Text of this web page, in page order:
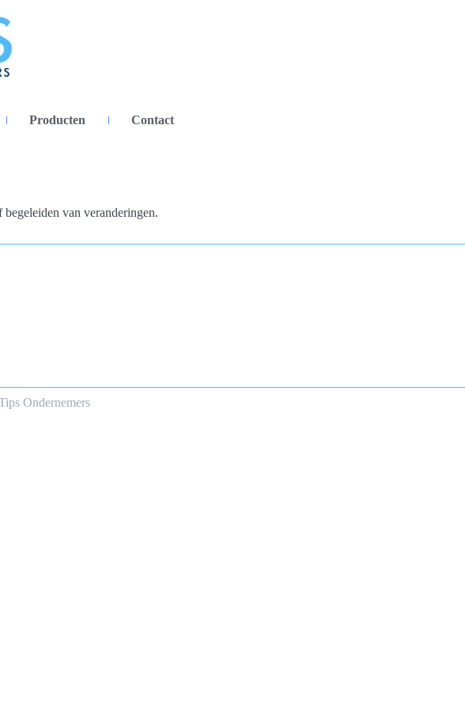
Producten Contact
van veranderingen.
Ondernemers